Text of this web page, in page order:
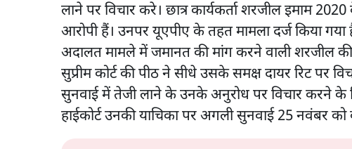
लाने पर विचार करे। छात्र कार्यकर्ता शरजील इमाम
आरोपी हैं। उनपर यूएपीए के तहत मामला दर्ज किया गया
अदालत मामले में जमानत की मांग करने वाली शरजील की
सुप्रीम कोर्ट की पीठ ने सीधे उसके समक्ष दायर रिट पर
सुनवाई में तेजी लाने के उनके अनुरोध पर विचार करने के
हाईकोर्ट उनकी याचिका पर अगली सुनवाई 25 नवंबर